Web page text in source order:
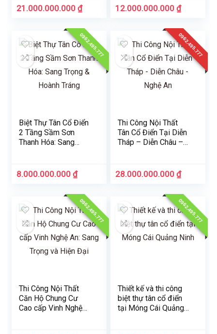
Nghệ An
21.000.000.000₫ 12.000.000.000₫
0962.495.777
Biệt Thự Tân Cổ Điển
2 Tầng Sầm Sơn
Thanh Hóa: Sang
8.000.000.000₫
0962.495.777
Thi Công Nội Thất
Tân Cổ Điển Tại Diễn
Tháp – Diễn Châu –
28.000.000.000₫
0962.495.777
Thi Công Nội Thất
Căn Hộ Chung Cư
Cao cấp Vinh Nghệ
0962.495.777
Thiết kế và thi công
biệt thự tân cổ điển
tại Móng Cái Quảng